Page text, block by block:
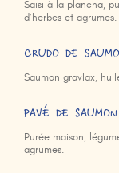
Saisi à la plancha,
d’herbes et agrumes.
CRUDO DE
Saumon gravlax,
PAVÉ DE SAUMON
Purée maison,
agrumes.